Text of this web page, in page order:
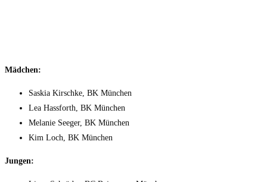
Mädchen:
Saskia Kirschke, BK München
Lea Hassforth, BK München
Melanie Seeger, BK München
Kim Loch, BK München
Jungen: